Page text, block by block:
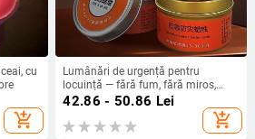
cu
add_shopping_cart
Lumânări de urgență pentru
locuință — fără fum, fără miros,
rezistente la vânt, iluminare în
timpul întreruperii curentului, în
formă de cească, portabile
42.86 - 50.86 Lei
add_shopping_cart